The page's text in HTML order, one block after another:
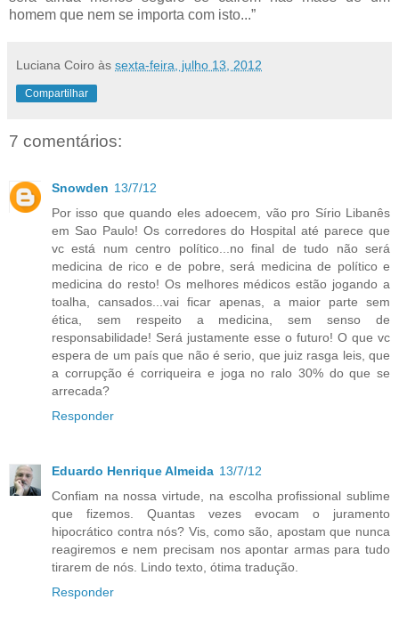
homem que nem se importa com isto...”
Luciana Coiro às sexta-feira, julho 13, 2012
Compartilhar
7 comentários:
Snowden 13/7/12
Por isso que quando eles adoecem, vão pro Sírio Libanês
em Sao Paulo! Os corredores do Hospital até parece que
vc está num centro político...no final de tudo não será
medicina de rico e de pobre, será medicina de político e
medicina do resto! Os melhores médicos estão jogando a
toalha, cansados...vai ficar apenas, a maior parte sem
ética, sem respeito a medicina, sem senso de
responsabilidade! Será justamente esse o futuro! O que vc
espera de um país que não é serio, que juiz rasga leis, que
a corrupção é corriqueira e joga no ralo 30% do que se
arrecada?
Responder
Eduardo Henrique Almeida 13/7/12
Confiam na nossa virtude, na escolha profissional sublime
que fizemos. Quantas vezes evocam o juramento
hipocrático contra nós? Vis, como são, apostam que nunca
reagiremos e nem precisam nos apontar armas para tudo
tirarem de nós. Lindo texto, ótima tradução.
Responder